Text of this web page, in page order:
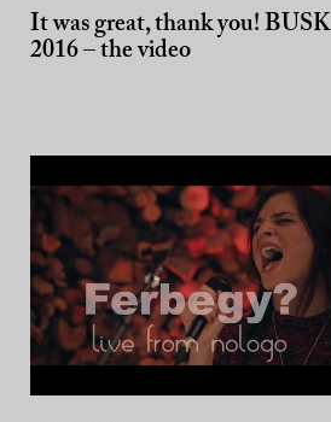
It was great, thank you! BUSK
2016 – the video